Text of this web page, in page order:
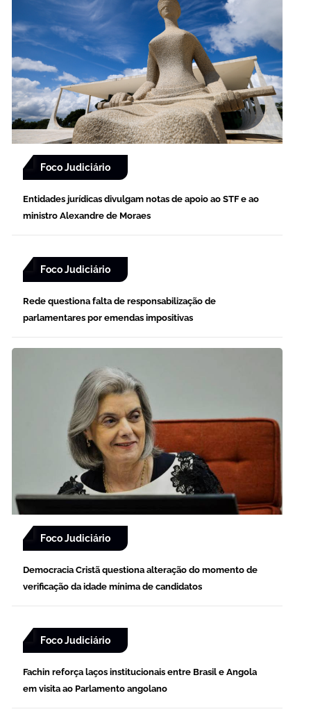
Foco Judiciário
Entidades jurídicas divulgam notas de apoio ao STF e ao
ministro Alexandre de Moraes
Foco Judiciário
Rede questiona falta de responsabilização de
parlamentares por emendas impositivas
Foco Judiciário
Democracia Cristã questiona alteração do momento de
verificação da idade mínima de candidatos
Foco Judiciário
Fachin reforça laços institucionais entre Brasil e Angola
em visita ao Parlamento angolano